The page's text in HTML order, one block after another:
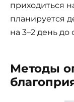
приходиться
планируется
на 3–2 день до
Методы